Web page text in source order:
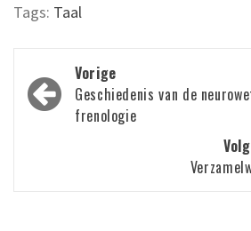
Tags: Taal
Bericht
navigatie
Vorige
Geschiedenis van de
frenologie